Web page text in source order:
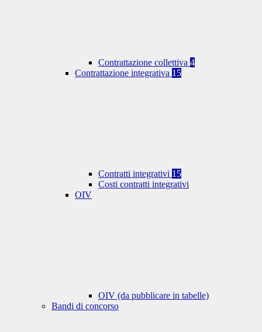
Contrattazione collettiva 4
Contrattazione integrativa 15
Contratti integrativi 15
Costi contratti integrativi
OIV
OIV (da pubblicare in tabelle)
Bandi di concorso